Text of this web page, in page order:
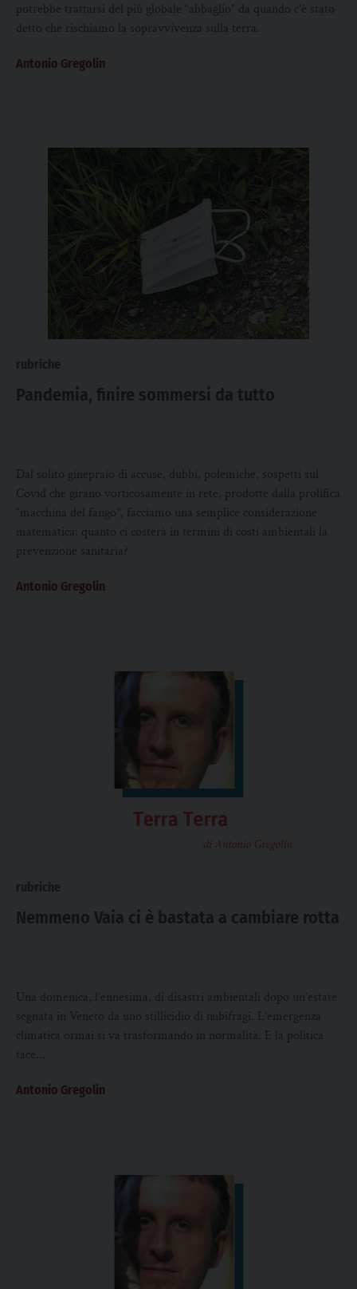
potrebbe trattarsi del più globale “abbaglio” da quando c’è stato
detto che rischiamo la sopravvivenza sulla terra.
Antonio Gregolin
Pandemia, finire sommersi da tutto
Dal solito ginepraio di accuse, dubbi, polemiche, sospetti sul
Covid che girano vorticosamente in rete, prodotte dalla prolifica
“macchina del fango”, facciamo una semplice considerazione
matematica: quanto ci costerà in termini di costi ambientali la
prevenzione sanitaria?
Antonio Gregolin
Nemmeno Vaia ci è bastata a cambiare rotta
Una domenica, l’ennesima, di disastri ambientali dopo un’estate
segnata in Veneto da uno stillicidio di nubifragi. L’emergenza
climatica ormai si va trasformando in normalità. E la politica
tace...
Antonio Gregolin